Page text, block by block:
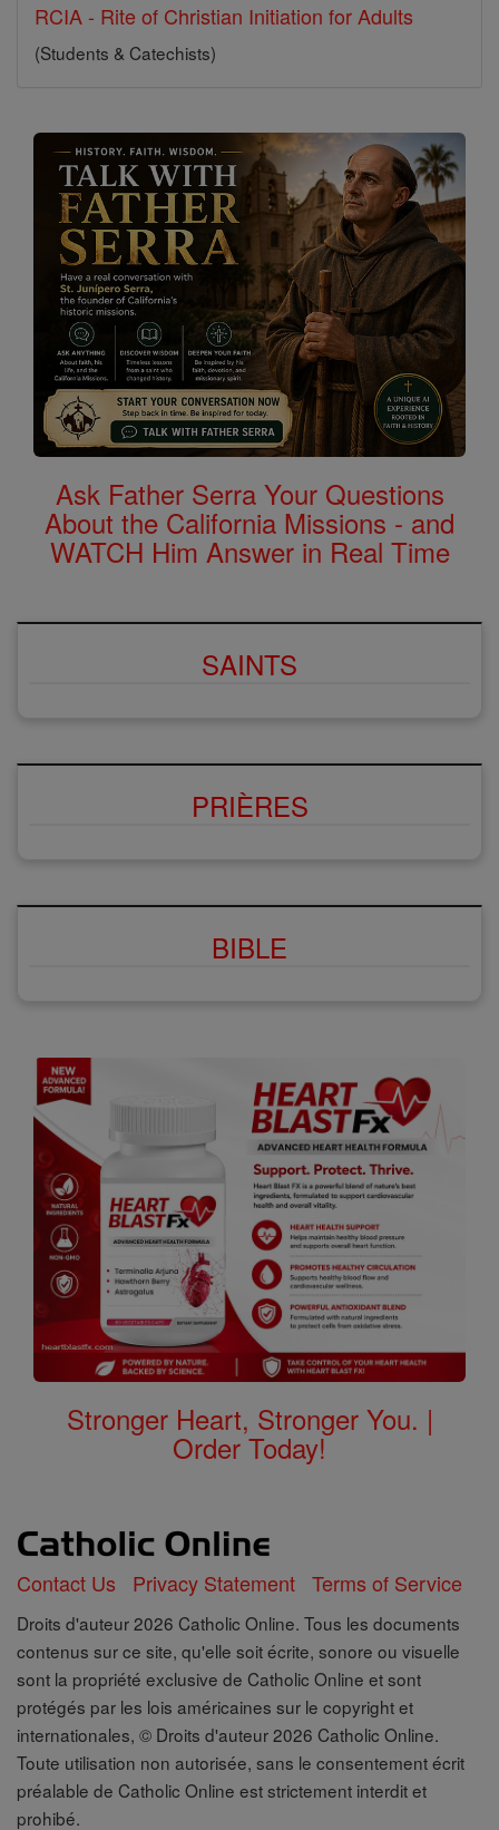
RCIA - Rite of Christian Initiation for Adults
(Students & Catechists)
Ask Father Serra Your Questions
About the California Missions - and
WATCH Him Answer in Real Time
SAINTS
PRIÈRES
BIBLE
Stronger Heart, Stronger You. |
Order Today!
Contact Us Privacy Statement Terms of Service
Droits d'auteur 2026 Catholic Online. Tous les documents
contenus sur ce site, qu'elle soit écrite, sonore ou visuelle
sont la propriété exclusive de Catholic Online et sont
protégés par les lois américaines sur le copyright et
internationales, © Droits d'auteur 2026 Catholic Online.
Toute utilisation non autorisée, sans le consentement écrit
préalable de Catholic Online est strictement interdit et
prohibé.